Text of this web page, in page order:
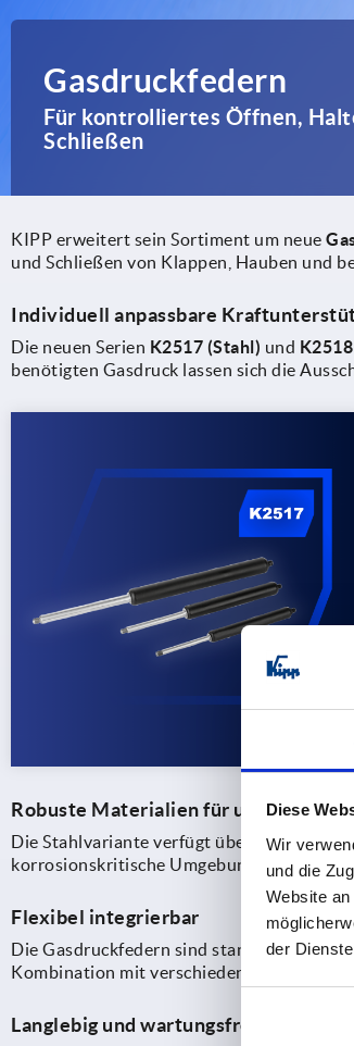
Diese
Wir
und die
Website
der
Gasdruckfedern
Für kontrolliertes Öffnen,
Schließen
KIPP erweitert sein Sortiment um neue
und Schließen von Klappen, Hauben und
Individuell anpassbare
Die neuen Serien K2517 (Stahl) und
benötigten Gasdruck lassen sich die
Robuste Materialien für
Die Stahlvariante verfügt über ein
korrosionskritische Umgebungen bietet
Flexibel integrierbar
Die Gasdruckfedern sind standardmäßig
Kombination mit verschiedenen
Langlebig und wartungsfrei